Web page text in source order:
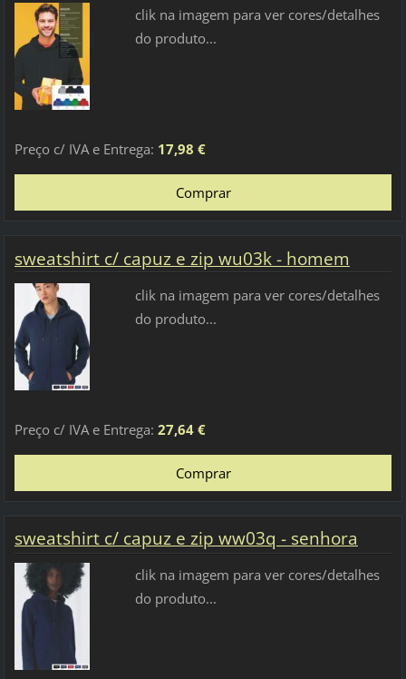
clik na imagem para ver cores/detalhes
do produto...
Preço c/ IVA e Entrega: 17,98 €
sweatshirt c/ capuz e zip wu03k - homem
clik na imagem para ver cores/detalhes
do produto...
Preço c/ IVA e Entrega: 27,64 €
sweatshirt c/ capuz e zip ww03q - senhora
clik na imagem para ver cores/detalhes
do produto...